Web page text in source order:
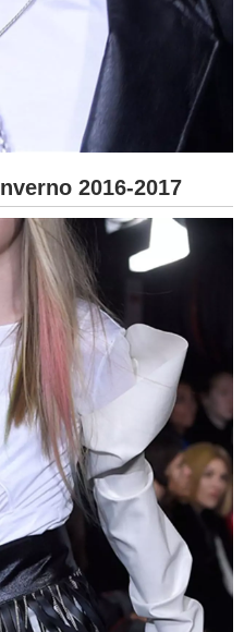
2016-2017